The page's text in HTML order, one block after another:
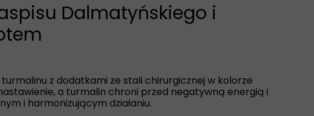
z dodatkami ze stali chirurgicznej w kolorze
a turmalin chroni przed negatywną energią i
i harmonizującym działaniu.
Dalmatyńskiego i